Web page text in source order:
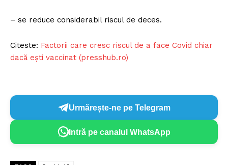
– se reduce considerabil riscul de deces.
Citeste: Factorii care cresc riscul de a face Covid chiar
dacă eşti vaccinat (presshub.ro)
Urmărește-ne pe Telegram
Intră pe canalul WhatsApp